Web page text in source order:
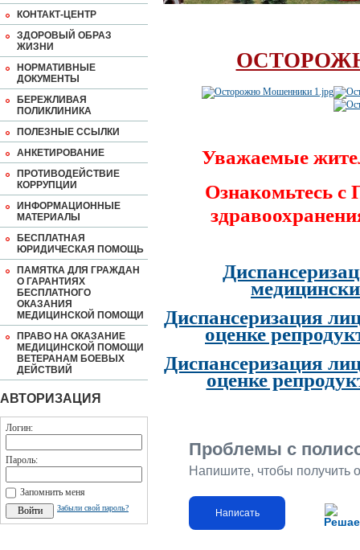
КОНТАКТ-ЦЕНТР
ЗДОРОВЫЙ ОБРАЗ
ЖИЗНИ
НОРМАТИВНЫЕ
ДОКУМЕНТЫ
БЕРЕЖЛИВАЯ
ПОЛИКЛИНИКА
ПОЛЕЗНЫЕ ССЫЛКИ
АНКЕТИРОВАНИЕ
ПРОТИВОДЕЙСТВИЕ
КОРРУПЦИИ
ИНФОРМАЦИОННЫЕ
МАТЕРИАЛЫ
БЕСПЛАТНАЯ
ЮРИДИЧЕСКАЯ ПОМОЩЬ
ПАМЯТКА ДЛЯ ГРАЖДАН
О ГАРАНТИЯХ
БЕСПЛАТНОГО
ОКАЗАНИЯ
МЕДИЦИНСКОЙ ПОМОЩИ
ПРАВО НА ОКАЗАНИЕ
МЕДИЦИНСКОЙ ПОМОЩИ
ВЕТЕРАНАМ БОЕВЫХ
ДЕЙСТВИЙ
АВТОРИЗАЦИЯ
Логин:
Пароль:
Запомнить меня
Забыли свой пароль?
Уважаемые
Ознакомьтесь
Диспансеризация
оценке
Диспансеризация
оценке
Проблемы с
Напишите, чтобы получить
Написать